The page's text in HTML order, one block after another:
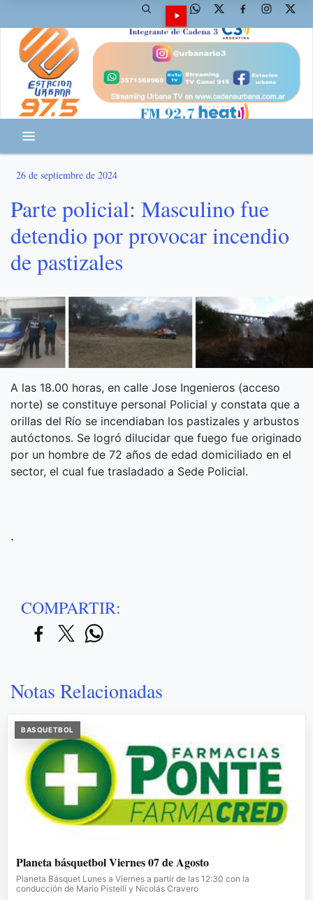
26 de septiembre de 2024
Parte policial: Masculino fue
detendio por provocar incendio
de pastizales
A las 18.00 horas, en calle Jose Ingenieros (acceso
norte) se constituye personal Policial y constata que a
orillas del Río se incendiaban los pastizales y arbustos
autóctonos. Se logró dilucidar que fuego fue originado
por un hombre de 72 años de edad domiciliado en el
sector, el cual fue trasladado a Sede Policial.
.
COMPARTIR:
Notas Relacionadas
BASQUETBOL
Planeta básquetbol Viernes 07 de Agosto
Planeta Básquet Lunes a Viernes a partir de las 12:30 con la
conducción de Mario Pistelli y Nicolás Cravero